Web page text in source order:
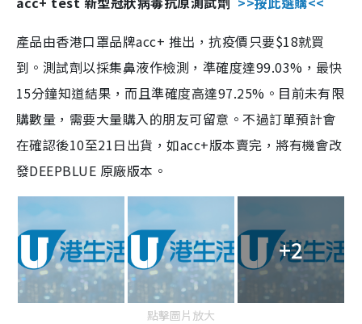
產品由香港口罩品牌acc+ 推出，抗疫價只要$18就買
到。測試劑以採集鼻液作檢測，準確度達99.03%，最快
15分鐘知道結果，而且準確度高達97.25%。目前未有限
購數量，需要大量購入的朋友可留意。不過訂單預計會
在確認後10至21日出貨，如acc+版本賣完，將有機會改
發DEEPBLUE 原廠版本。
+2
點擊圖片放大